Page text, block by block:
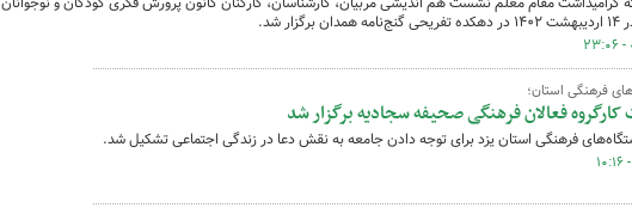
شد.
فرهنگی استان؛
فعالان فرهنگی صحیفه سجادیه برگزار شد
فرهنگی استان یزد برای توجه دادن جامعه به نقش دعا در زندگی اجتماعی تشکیل شد.